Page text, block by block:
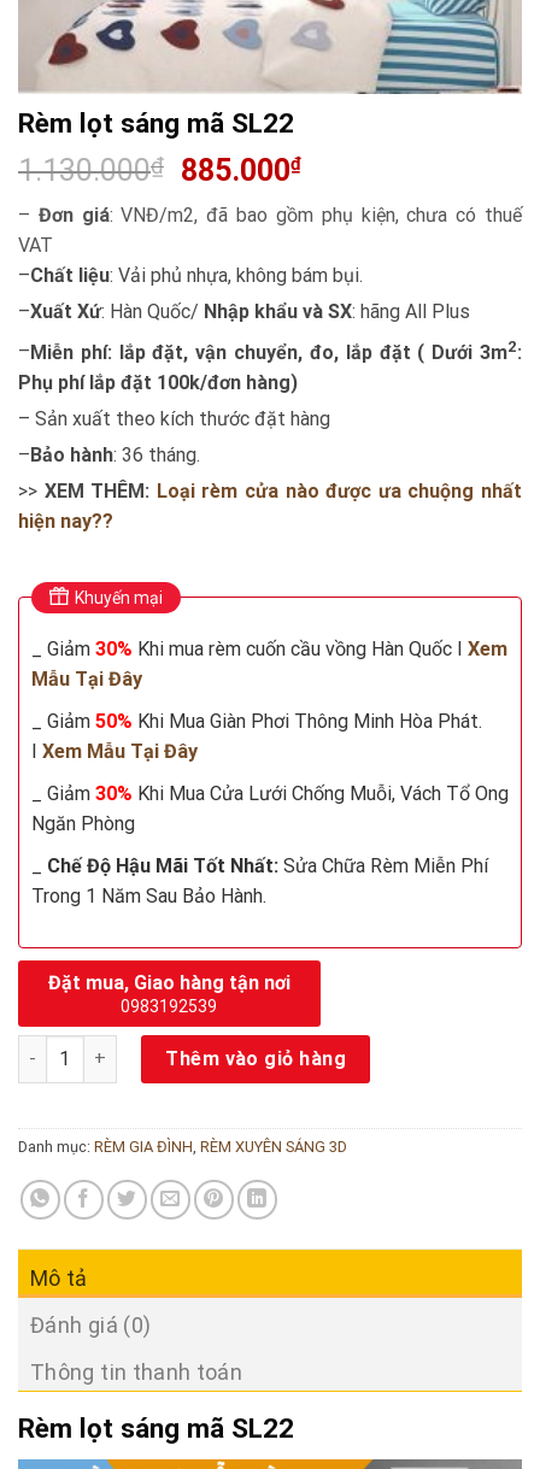
Rèm lọt sáng mã SL22
1.130.000₫ 885.000₫
– Đơn giá: VNĐ/m2, đã bao gồm phụ kiện, chưa có thuế
VAT
–Chất liệu: Vải phủ nhựa, không bám bụi.
–Xuất Xứ: Hàn Quốc/ Nhập khẩu và SX: hãng All Plus
–Miễn phí: lắp đặt, vận chuyển, đo, lắp đặt ( Dưới 3m2:
Phụ phí lắp đặt 100k/đơn hàng)
– Sản xuất theo kích thước đặt hàng
–Bảo hành: 36 tháng.
>> XEM THÊM: Loại rèm cửa nào được ưa chuộng nhất
hiện nay??
Khuyến mại
_ Giảm 30% Khi mua rèm cuốn cầu vồng Hàn Quốc I Xem
Mẫu Tại Đây
_ Giảm 50% Khi Mua Giàn Phơi Thông Minh Hòa Phát.
I Xem Mẫu Tại Đây
_ Giảm 30% Khi Mua Cửa Lưới Chống Muỗi, Vách Tổ Ong
Ngăn Phòng
Chế Độ Hậu Mãi Tốt Nhất: Sửa Chữa Rèm Miễn Phí
Trong 1 Năm Sau Bảo Hành.
Đặt mua, Giao hàng tận nơi
0983192539
Rèm lọt sáng mã SL22 số lượng
Thêm vào giỏ hàng
Danh mục: RÈM GIA ĐÌNH RÈM XUYÊN SÁNG 3D
Mô tả
Đánh giá (0)
Thông tin thanh toán
Rèm lọt sáng mã SL22